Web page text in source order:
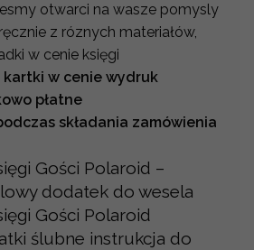
otwarci na wasze pomysly
z róznych materiałów,
w cenie księgi
w cenie wydruk
płatne
składania zamówienia
Gości Polaroid –
dodatek do wesela
Gości Polaroid
ślubne instrukcja do